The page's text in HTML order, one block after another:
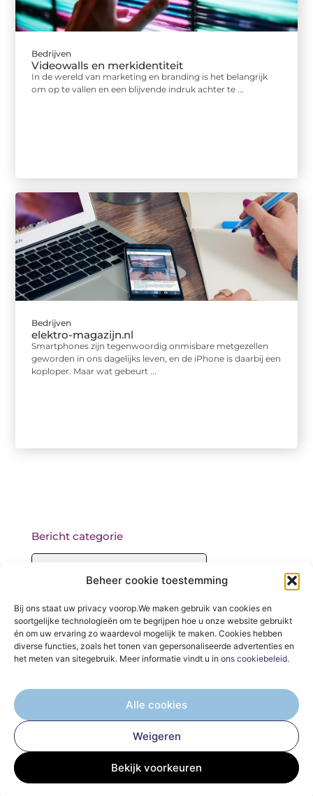
Beheer cookie toestemming
Bij ons staat uw privacy voorop.We maken gebruik van cookies en
soortgelijke technologieën om te begrijpen hoe u onze website gebruikt
én om uw ervaring zo waardevol mogelijk te maken. Cookies hebben
diverse functies, zoals het tonen van gepersonaliseerde advertenties en
het meten van sitegebruik. Meer informatie vindt u in ons cookiebeleid.
Alle cookies
Weigeren
Bekijk voorkeuren
Bedrijven
Videowalls en merkidentiteit
In de wereld van marketing en branding is het belangrijk
om op te vallen en een blijvende indruk achter te ...
Bedrijven
elektro-magazijn.nl
Smartphones zijn tegenwoordig onmisbare metgezellen
geworden in ons dagelijks leven, en de iPhone is daarbij een
koploper. Maar wat gebeurt ...
De Verzamelplaats voor Blogs en Inzichten
— Ontdek inspirerende verhalen, praktische tips en waardevolle
artikelen, allemaal op één plek. Begin jouw leesreis vandaag op
elektro-magazijn.nl!
Onze informatie
Bericht categorie